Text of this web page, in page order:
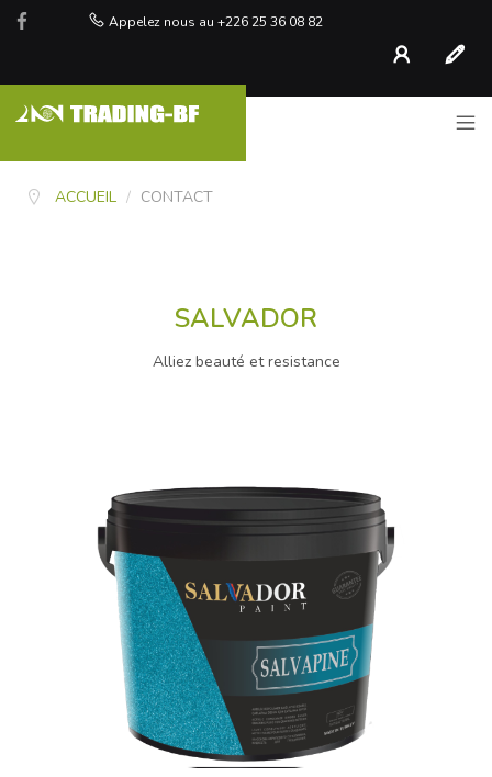
Appelez nous au +226 25 36 08 82
Compte
ACCUEIL / CONTACT
SALVADOR
Alliez beauté et resistance